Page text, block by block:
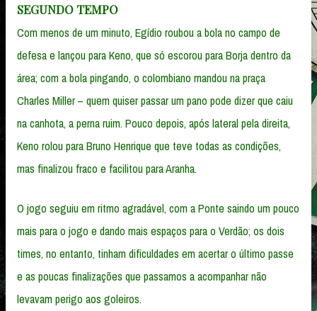
SEGUNDO TEMPO
Com menos de um minuto, Egídio roubou a bola no campo de
defesa e lançou para Keno, que só escorou para Borja dentro da
área; com a bola pingando, o colombiano mandou na praça
Charles Miller – quem quiser passar um pano pode dizer que caiu
na canhota, a perna ruim. Pouco depois, após lateral pela direita,
Keno rolou para Bruno Henrique que teve todas as condições,
mas finalizou fraco e facilitou para Aranha.
O jogo seguiu em ritmo agradável, com a Ponte saindo um pouco
mais para o jogo e dando mais espaços para o Verdão; os dois
times, no entanto, tinham dificuldades em acertar o último passe
e as poucas finalizações que passamos a acompanhar não
levavam perigo aos goleiros.